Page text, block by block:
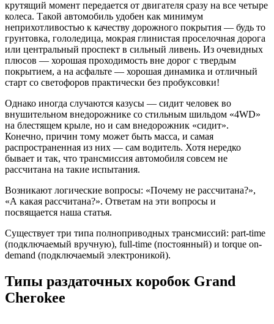
крутящий момент передается от двигателя сразу на все четыре
колеса. Такой автомобиль удобен как минимум
неприхотливостью к качеству дорожного покрытия — будь то
грунтовка, гололедица, мокрая глинистая проселочная дорога
или центральный проспект в сильный ливень. Из очевидных
плюсов — хорошая проходимость вне дорог с твердым
покрытием, а на асфальте — хорошая динамика и отличный
старт со светофоров практически без пробуксовки!
Однако иногда случаются казусы — сидит человек во
внушительном внедорожнике со стильным шильдом «4WD»
на блестящем крыле, но и сам внедорожник «сидит».
Конечно, причин тому может быть масса, и самая
распространенная из них — сам водитель. Хотя нередко
бывает и так, что трансмиссия автомобиля совсем не
рассчитана на такие испытания.
Возникают логические вопросы: «Почему не рассчитана?»,
«А какая рассчитана?». Ответам на эти вопросы и
посвящается наша статья.
Существует три типа полноприводных трансмиссий: part-time
(подключаемый вручную), full-time (постоянный) и torque on-
demand (подключаемый электроникой).
Типы раздаточных коробок Grand
Cherokee